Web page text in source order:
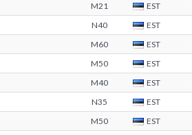
M21 EST
N40 EST
M60 EST
M50 EST
M40 EST
N35 EST
M50 EST